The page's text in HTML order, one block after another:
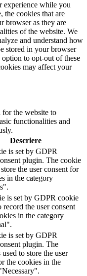
experience while you
the cookies that are
browser as they are
of the website. We
and understand how
stored in your browser
to opt-out of these
may affect your
for the website to
functionalities and
Descriere
is set by GDPR
plugin. The cookie
the user consent for
in the category
is set by GDPR cookie
record the user consent
in the category
is set by GDPR
plugin. The
to store the user
the cookies in the